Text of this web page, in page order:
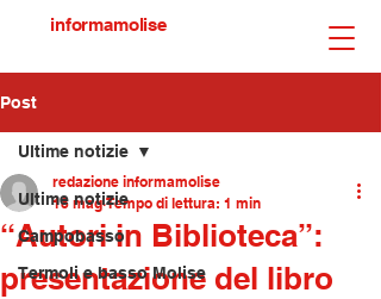
informamolise
Post
Ultime notizie
Campobasso
Termoli e basso Molise
Ultime notizie
“Autori in Biblioteca”:
presentazione del libro
redazione informamolise
18 mag Tempo di lettura: 1 min